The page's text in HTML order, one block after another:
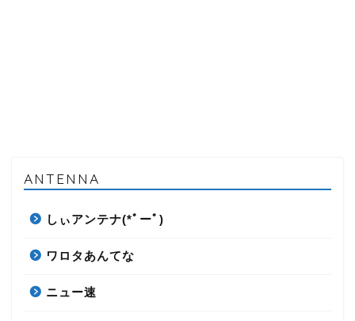
ANTENNA
しぃアンテナ(*ﾟーﾟ)
ワロタあんてな
ニュー速